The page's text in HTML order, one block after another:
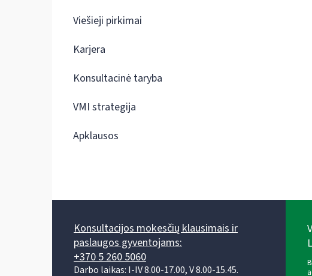
Viešieji pirkimai
Karjera
Konsultacinė taryba
VMI strategija
Apklausos
Konsultacijos mokesčių klausimais ir
paslaugos gyventojams:
+370 5 260 5060
Darbo laikas: I-IV 8.00-17.00, V 8.00-15.45.